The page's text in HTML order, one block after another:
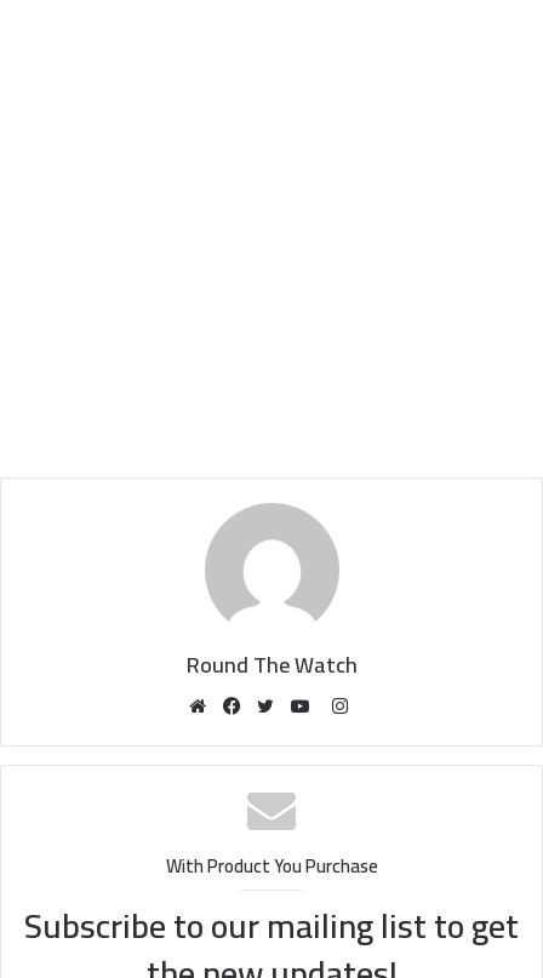
Round The Watch
Instagram
With Product You Purchase
Subscribe to our mailing list to get